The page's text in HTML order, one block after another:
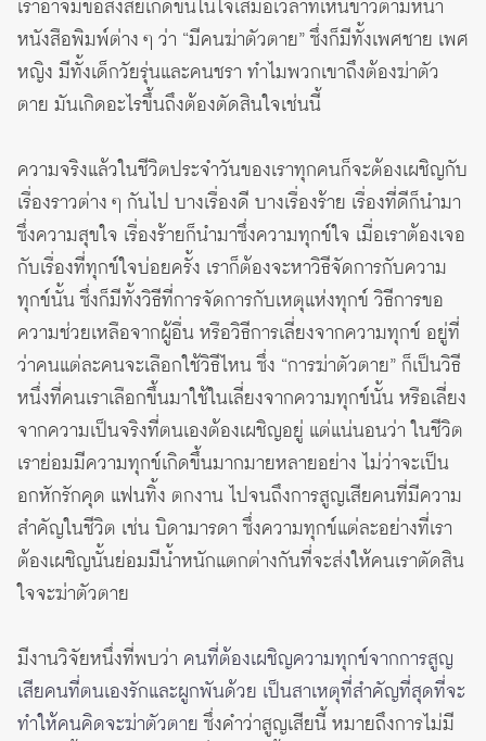
เราอาจมีข้อสงสัยเกิดขึ้นในใจเสมอเวลาที่เห็นข่าวตามหน้า
หนังสือพิมพ์ต่าง ๆ ว่า “มีคนฆ่าตัวตาย” ซึ่งก็มีทั้งเพศชาย เพศ
หญิง มีทั้งเด็กวัยรุ่นและคนชรา ทำไมพวกเขาถึงต้องฆ่าตัว
ตาย มันเกิดอะไรขึ้นถึงต้องตัดสินใจเช่นนี้
ความจริงแล้วในชีวิตประจำวันของเราทุกคนก็จะต้องเผชิญกับ
เรื่องราวต่าง ๆ กันไป บางเรื่องดี บางเรื่องร้าย เรื่องที่ดีก็นำมา
ซึ่งความสุขใจ เรื่องร้ายก็นำมาซึ่งความทุกข์ใจ เมื่อเราต้องเจอ
กับเรื่องที่ทุกข์ใจบ่อยครั้ง เราก็ต้องจะหาวิธีจัดการกับความ
ทุกข์นั้น ซึ่งก็มีทั้งวิธีที่การจัดการกับเหตุแห่งทุกข์ วิธีการขอ
ความช่วยเหลือจากผู้อื่น หรือวิธีการเลี่ยงจากความทุกข์ อยู่ที่
ว่าคนแต่ละคนจะเลือกใช้วิธีไหน ซึ่ง “การฆ่าตัวตาย” ก็เป็นวิธี
หนึ่งที่คนเราเลือกขึ้นมาใช้ในเลี่ยงจากความทุกข์นั้น หรือเลี่ยง
จากความเป็นจริงที่ตนเองต้องเผชิญอยู่ แต่แน่นอนว่า ในชีวิต
เราย่อมมีความทุกข์เกิดขึ้นมากมายหลายอย่าง ไม่ว่าจะเป็น
อกหักรักคุด แฟนทิ้ง ตกงาน ไปจนถึงการสูญเสียคนที่มีความ
สำคัญในชีวิต เช่น บิดามารดา ซึ่งความทุกข์แต่ละอย่างที่เรา
ต้องเผชิญนั้นย่อมมีน้ำหนักแตกต่างกันที่จะส่งให้คนเราตัดสิน
ใจจะฆ่าตัวตาย
มีงานวิจัยหนึ่งที่พบว่า คนที่ต้องเผชิญความทุกข์จากการสูญ
เสียคนที่ตนเองรักและผูกพันด้วย เป็นสาเหตุที่สำคัญที่สุดที่จะ
ทำให้คนคิดจะฆ่าตัวตายซึ่งคำว่าสูญเสียนี้ หมายถึงการไม่มี